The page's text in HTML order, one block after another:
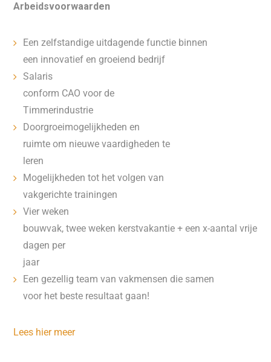
Arbeidsvoorwaarden
Een zelfstandige uitdagende functie binnen
een innovatief en groeiend bedrijf
Salaris
conform CAO voor de
Timmerindustrie
Doorgroeimogelijkheden en
ruimte om nieuwe vaardigheden te
leren
Mogelijkheden tot het volgen van
vakgerichte trainingen
Vier weken
bouwvak, twee weken kerstvakantie + een x-aantal vrije
dagen per
jaar
Een gezellig team van vakmensen die samen
voor het beste resultaat gaan!
Lees hier meer